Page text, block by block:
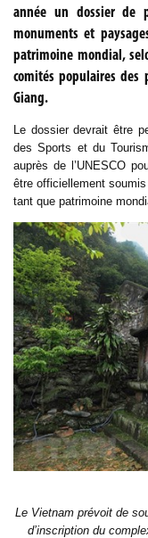
année un dossier de
monuments et
patrimoine mondial,
comités populaires des
Giang.
Le dossier devrait être
des Sports et du
auprès de l’UNESCO
être officiellement soumis
tant que patrimoine
Le Vietnam prévoit de
d’inscription du